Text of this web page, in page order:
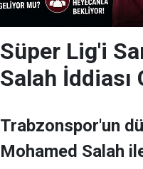
Süper Lig'i
Salah İddiası
Trabzonspor'un
Mohamed Salah